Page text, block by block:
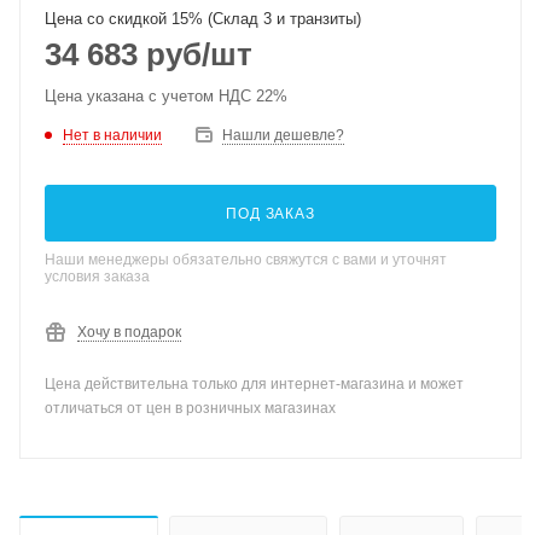
Цена со скидкой 15% (Склад 3 и транзиты)
34 683 руб/шт
Цена указана с учетом НДС 22%
Нет в наличии Нашли дешевле?
ПОД ЗАКАЗ
Наши менеджеры обязательно свяжутся с вами и уточнят
условия заказа
Хочу в подарок
Цена действительна только для интернет-магазина и может
отличаться от цен в розничных магазинах